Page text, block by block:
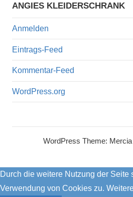
ANGIES KLEIDERSCHRANK
Anmelden
Eintrags-Feed
Kommentar-Feed
WordPress.org
WordPress Theme:
Durch die weitere Nutzung der Seite
Verwendung von Cookies zu.